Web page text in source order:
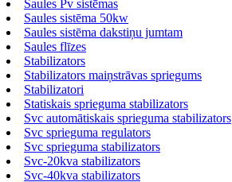
Saules Pv sistēmas
Saules sistēma 50kw
Saules sistēma dakstiņu jumtam
Saules flīzes
Stabilizators
Stabilizators maiņstrāvas spriegums
Stabilizatori
Statiskais sprieguma stabilizators
Svc automātiskais sprieguma stabilizators
Svc sprieguma regulators
Svc sprieguma stabilizators
Svc-20kva stabilizators
Svc-40kva stabilizators